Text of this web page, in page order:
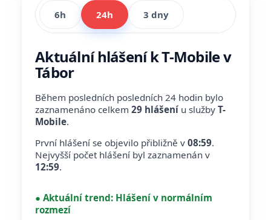
6h 24h 3 dny
Aktuální hlášení k T-Mobile v
Tábor
Během posledních posledních 24 hodin bylo
zaznamenáno celkem 29 hlášení u služby T-
Mobile.
První hlášení se objevilo přibližně v 08:59.
Nejvyšší počet hlášení byl zaznamenán v
12:59.
● Aktuální trend: Hlášení v normálním
rozmezí